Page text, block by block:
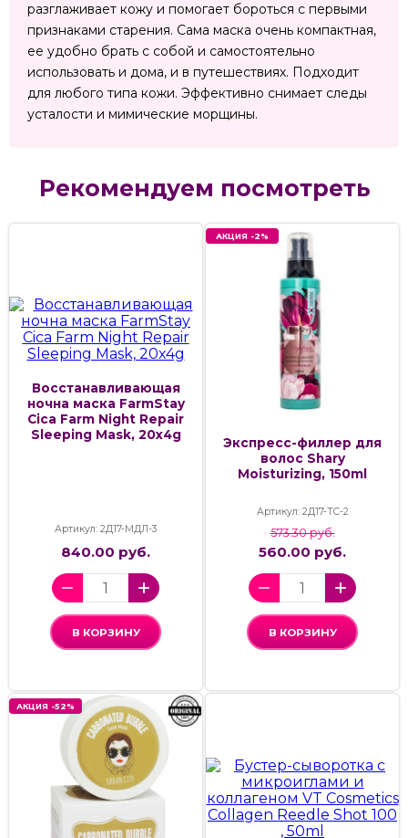
разглаживает кожу и помогает бороться с первыми
признаками старения. Сама маска очень компактная,
ее удобно брать с собой и самостоятельно
использовать и дома, и в путешествиях. Подходит
для любого типа кожи. Эффективно снимает следы
усталости и мимические морщины.
Рекомендуем посмотреть
Восстанавливающая
ночна маска FarmStay
Cica Farm Night Repair
Sleeping Mask, 20x4g
Артикул: 2Д17-МДЛ-3
840.00 руб.
В КОРЗИНУ
АКЦИЯ -2%
Экспресс-филлер для
волос Shary
Moisturizing, 150ml
Артикул: 2Д17-ТС-2
573.30 руб.
560.00 руб.
В КОРЗИНУ
АКЦИЯ -52%